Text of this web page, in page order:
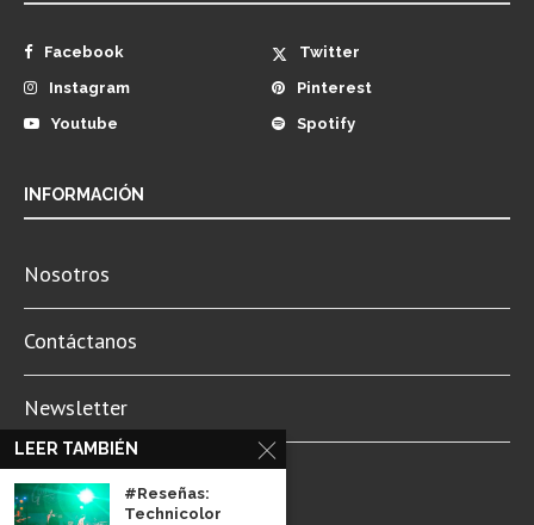
Facebook
Twitter
Instagram
Pinterest
Youtube
Spotify
INFORMACIÓN
Nosotros
Contáctanos
Newsletter
Aviso de Privacidad
LEER TAMBIÉN
#Reseñas:
Technicolor